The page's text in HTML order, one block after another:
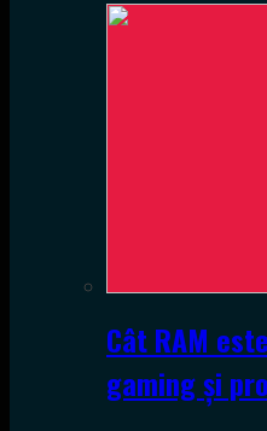
Cât RAM
gaming și